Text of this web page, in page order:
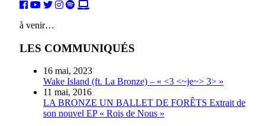
à venir…
LES COMMUNIQUÉS
16 mai, 2023
Wake Island (ft. La Bronze) – « <3 <~je~> 3> »
11 mai, 2016
LA BRONZE UN BALLET DE FORÊTS Extrait de
son nouvel EP « Rois de Nous »